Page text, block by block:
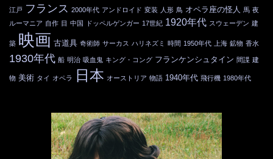
江戸 フランス 2000年代 アンドロイド 変装 人形 鳥 オペラ座の怪人 馬 夜
ルーマニア 自作 目 中国 ドッペルゲンガー 17世紀 1920年代 スウェーデン 建
築 映画 古道具 奇術師 サーカス ハリネズミ 時間 1950年代 上海 鉱物 香水
1930年代 船 明治 吸血鬼 キング・コング フランケンシュタイン 間諜 建
物 美術 タイ オペラ 日本 オーストリア 物語 1940年代 飛行機 1980年代